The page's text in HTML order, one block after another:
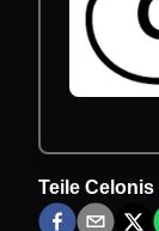
Teile Celonis